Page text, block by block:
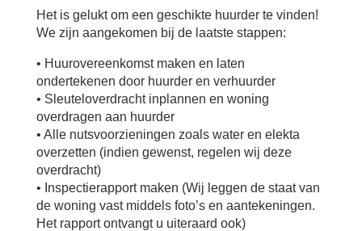
Het is gelukt om een geschikte huurder te vinden!
We zijn aangekomen bij de laatste stappen:
• Huurovereenkomst maken en laten
ondertekenen door huurder en verhuurder
• Sleuteloverdracht inplannen en woning
overdragen aan huurder
• Alle nutsvoorzieningen zoals water en elekta
overzetten (indien gewenst, regelen wij deze
overdracht)
• Inspectierapport maken (Wij leggen de staat van
de woning vast middels foto’s en aantekeningen.
Het rapport ontvangt u uiteraard ook)